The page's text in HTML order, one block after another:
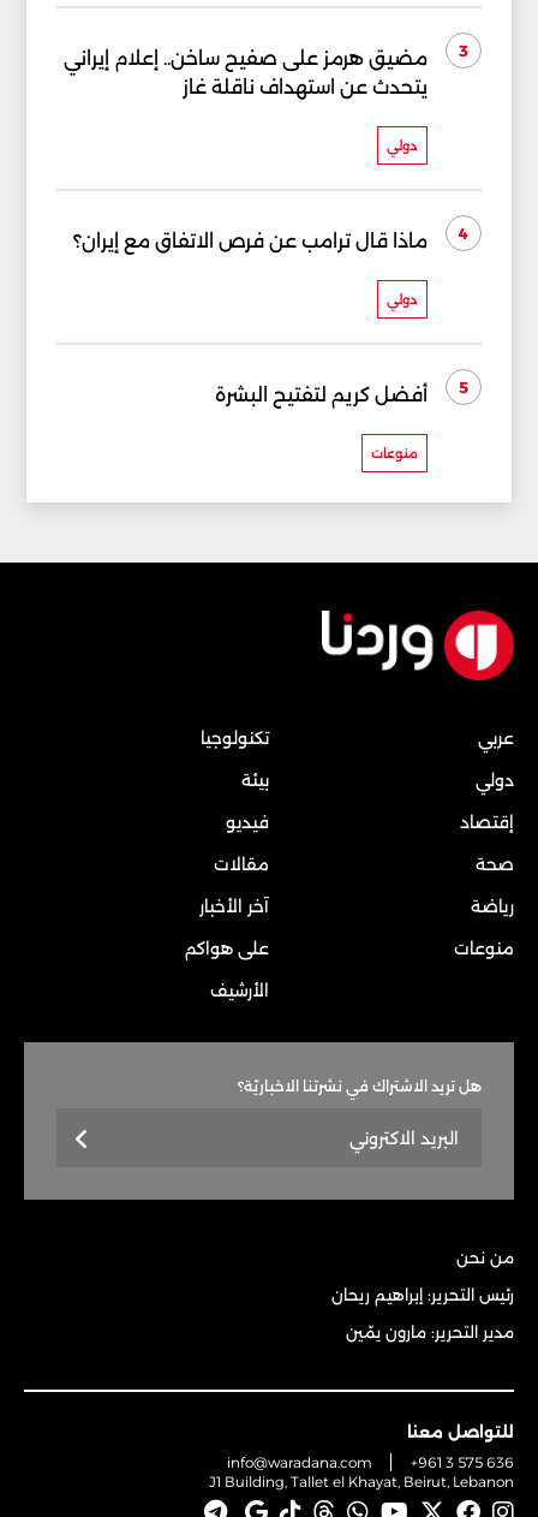
3
مضيق هرمز على صفيح ساخن.. إعلام إيراني
يتحدث عن استهداف ناقلة غاز
دولي
4 ماذا قال ترامب عن فرص الاتفاق مع إيران؟
دولي
5 أفضل كريم لتفتيح البشرة
منوعات
عربي
دولي
إقتصاد
صحة
رياضة
منوعات
تكنولوجيا
بيئة
فيديو
مقالات
آخر الأخبار
على هواكم
الأرشيف
هل تريد الاشتراك في نشرتنا الاخباريّة؟
من نحن
رئيس التحرير: إبراهيم ريحان
مدير التحرير: مارون يمّين
للتواصل معنا
info@waradana.com
+961 3 575 636
J1 Building, Tallet el Khayat, Beirut, Lebanon